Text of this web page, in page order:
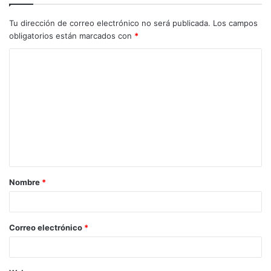
Tu dirección de correo electrónico no será publicada. Los campos
obligatorios están marcados con *
Nombre *
Correo electrónico *